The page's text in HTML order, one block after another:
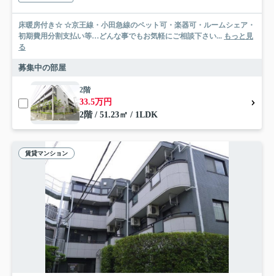
床暖房付き☆ ☆京王線・小田急線のペット可・楽器可・ルームシェア・
初期費用分割支払い等…どんな事でもお気軽にご相談下さい... もっと見
る
募集中の部屋
2階
33.5万円
2階 / 51.23㎡ / 1LDK
賃貸マンション